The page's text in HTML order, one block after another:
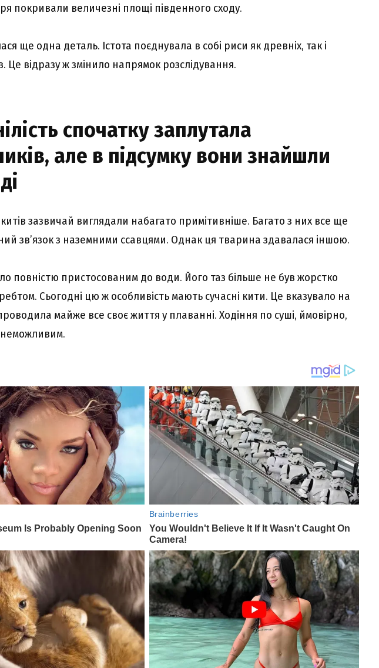
покривали величезні площі південного сходу.
ще одна деталь. Істота поєднувала в собі риси як древніх, так і
Це відразу ж змінило напрямок розслідування.
спочатку заплутала
але в підсумку вони знайшли
зазвичай виглядали набагато примітивніше. Багато з них все ще
зв’язок з наземними ссавцями. Однак ця тварина здавалася іншою.
повністю пристосованим до води. Його таз більше не був жорстко
Сьогодні цю ж особливість мають сучасні кити. Це вказувало на
майже все своє життя у плаванні. Ходіння по суші, ймовірно,
неможливим.